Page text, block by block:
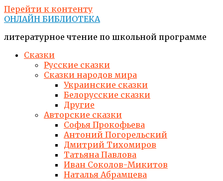
Перейти к контенту
ОНЛАЙН БИБЛИОТЕКА
литературное чтение по школьной программе
Сказки
Русские сказки
Сказки народов мира
Украинские сказки
Белорусские сказки
Другие
Авторские сказки
Софья Прокофьева
Антоний Погорельский
Дмитрий Тихомиров
Татьяна Павлова
Иван Соколов-Микитов
Наталья Абрамцева